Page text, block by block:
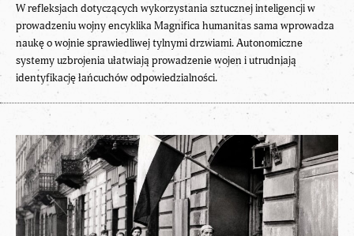
W refleksjach dotyczących wykorzystania sztucznej inteligencji w
prowadzeniu wojny encyklika Magnifica humanitas sama wprowadza
naukę o wojnie sprawiedliwej tylnymi drzwiami. Autonomiczne
systemy uzbrojenia ułatwiają prowadzenie wojen i utrudniają
identyfikację łańcuchów odpowiedzialności.